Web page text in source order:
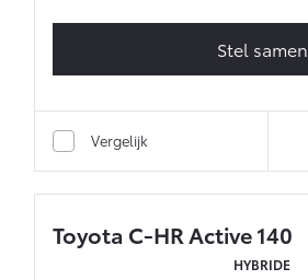
Stel samen
Vergelijk
Toyota C-HR Active 140
HYBRIDE